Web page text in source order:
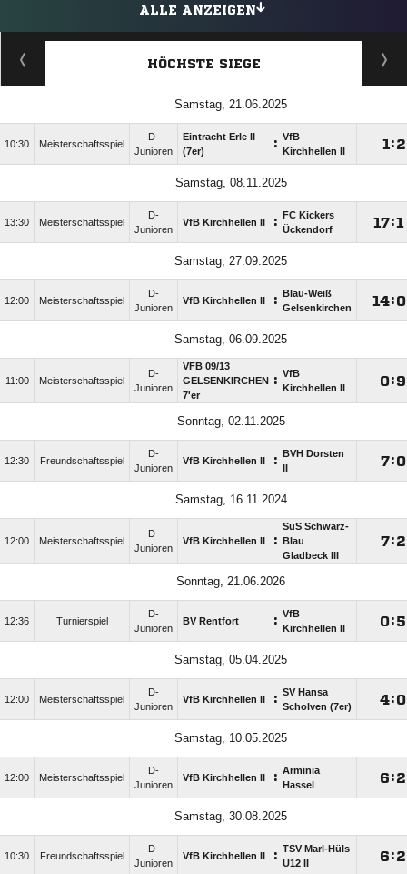
ALLE ANZEIGEN
HÖCHSTE SIEGE
Samstag, 21.06.2025
10:30 Meisterschaftsspiel
D-
Junioren
Eintracht Erle II
(7er)
: VfB
Kirchhellen II
:
Samstag, 08.11.2025
13:30 Meisterschaftsspiel
D-
Junioren
VfB Kirchhellen II :
FC Kickers
Ückendorf
:
Samstag, 27.09.2025
12:00 Meisterschaftsspiel
D-
Junioren
VfB Kirchhellen II :
Blau-Weiß
Gelsenkirchen
:
Samstag, 06.09.2025
11:00 Meisterschaftsspiel
D-
Junioren
VFB 09/​13
GELSENKIRCHEN
7'er
: VfB
Kirchhellen II
:
Sonntag, 02.11.2025
12:30 Freundschaftsspiel
D-
Junioren
VfB Kirchhellen II :
BVH Dorsten
:
Samstag, 16.11.2024
12:00 Meisterschaftsspiel
D-
Junioren
VfB Kirchhellen II :
SuS Schwarz-
Blau
Gladbeck III
:
Sonntag, 21.06.2026
12:36 Turnierspiel
D-
Junioren
BV Rentfort : VfB
Kirchhellen II
:
Samstag, 05.04.2025
12:00 Meisterschaftsspiel
D-
Junioren
VfB Kirchhellen II : SV Hansa
Scholven (7er)
:
Samstag, 10.05.2025
12:00 Meisterschaftsspiel
D-
Junioren
VfB Kirchhellen II : Arminia
Hassel
:
Samstag, 30.08.2025
10:30 Freundschaftsspiel
D-
Junioren
VfB Kirchhellen II : TSV Marl-Hüls
U12 II
: